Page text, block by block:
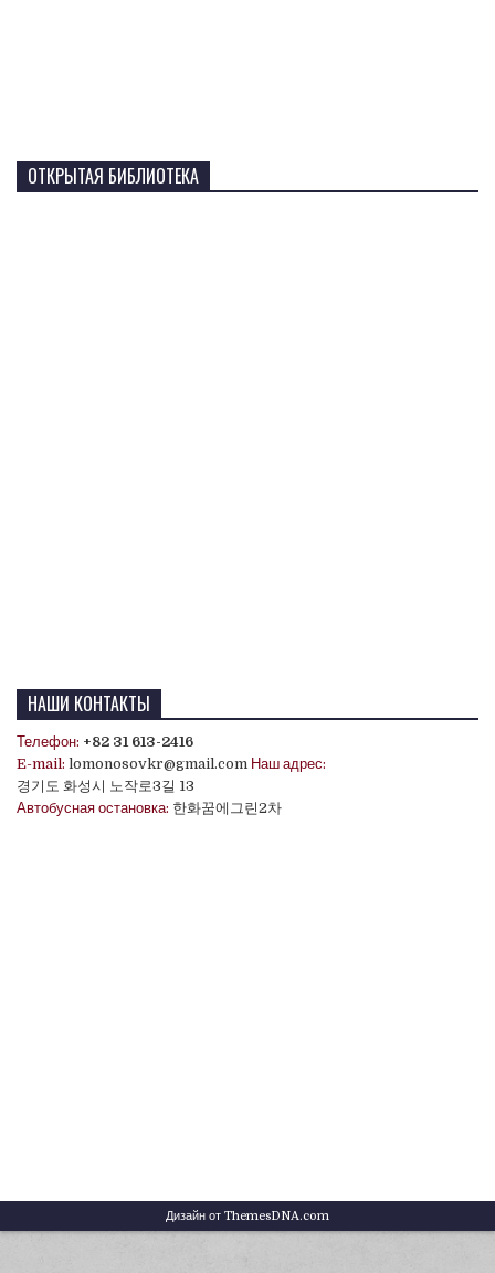
ОТКРЫТАЯ БИБЛИОТЕКА
НАШИ КОНТАКТЫ
Телефон: +82 31 613-2416
E-mail: lomonosovkr@gmail.com Наш адрес:
경기도 화성시 노작로3길 13
Автобусная остановка: 한화꿈에그린2차
Дизайн от ThemesDNA.com